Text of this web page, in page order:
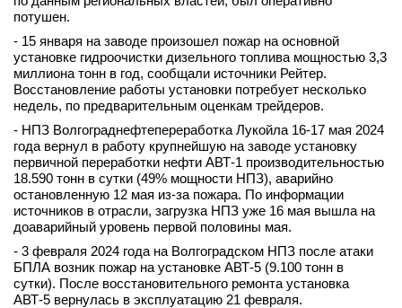
потушен.
- 15 января на заводе произошел пожар на основной
установке гидроочистки дизельного топлива мощностью 3,3
миллиона тонн в год, сообщали источники Рейтер.
Восстановление работы установки потребует несколько
недель, по предварительным оценкам трейдеров.
- НПЗ Волгограднефтепереработка Лукойла 16-17 мая 2024
года вернул в работу крупнейшую на заводе установку
первичной переработки нефти АВТ-1 производительностью
18.590 тонн в сутки (49% мощности НПЗ), аварийно
остановленную 12 мая из-за пожара. По информации
источников в отрасли, загрузка НПЗ уже 16 мая вышла на
доаварийный уровень первой половины мая.
- 3 февраля 2024 года на Волгоградском НПЗ после атаки
БПЛА возник пожар на установке АВТ-5 (9.100 тонн в
сутки). После восстановительного ремонта установка
АВТ-5 вернулась в эксплуатацию 21 февраля.